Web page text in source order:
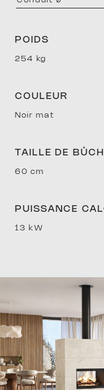
POIDS
254 kg
COULEUR
Noir mat
TAILLE DE
60 cm
PUISSANCE
13 kW